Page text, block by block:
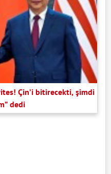
Çin’i bitirecekti, şimdi
dedi